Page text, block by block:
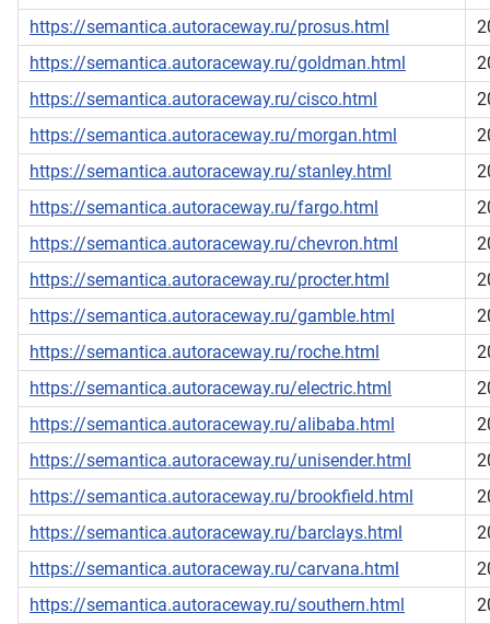
https://semantica.autoraceway.ru/prosus.html
https://semantica.autoraceway.ru/goldman.html
https://semantica.autoraceway.ru/cisco.html
https://semantica.autoraceway.ru/morgan.html
https://semantica.autoraceway.ru/stanley.html
https://semantica.autoraceway.ru/fargo.html
https://semantica.autoraceway.ru/chevron.html
https://semantica.autoraceway.ru/procter.html
https://semantica.autoraceway.ru/gamble.html
https://semantica.autoraceway.ru/roche.html
https://semantica.autoraceway.ru/electric.html
https://semantica.autoraceway.ru/alibaba.html
https://semantica.autoraceway.ru/unisender.html
https://semantica.autoraceway.ru/brookfield.html
https://semantica.autoraceway.ru/barclays.html
https://semantica.autoraceway.ru/carvana.html
https://semantica.autoraceway.ru/southern.html